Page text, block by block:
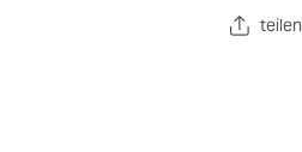
teilen